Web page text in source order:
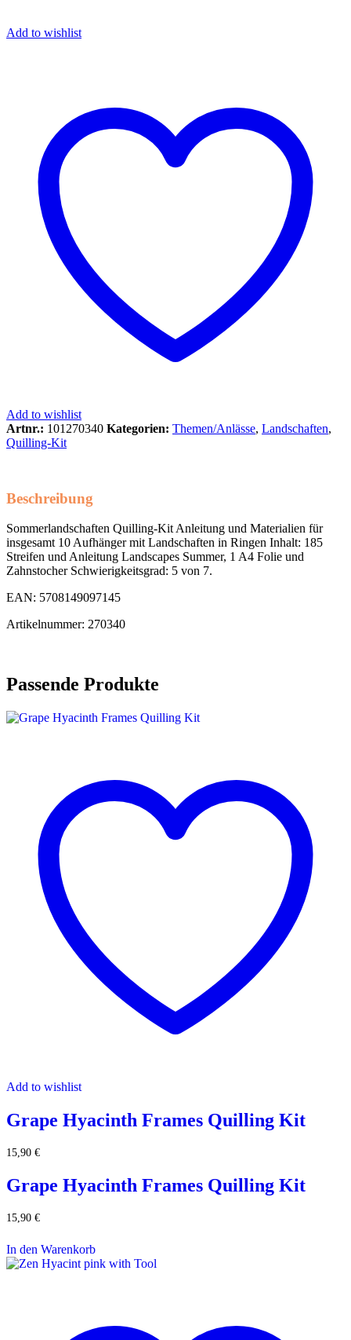
Add to wishlist
Add to wishlist
Artnr.: 101270340 Kategorien: Themen/Anlässe, Landschaften,
Quilling-Kit
Beschreibung
Sommerlandschaften Quilling-Kit Anleitung und Materialien für
insgesamt 10 Aufhänger mit Landschaften in Ringen Inhalt: 185
Streifen und Anleitung Landscapes Summer, 1 A4 Folie und
Zahnstocher Schwierigkeitsgrad: 5 von 7.
EAN: 5708149097145
Artikelnummer: 270340
Passende Produkte
Add to wishlist
Grape Hyacinth Frames Quilling Kit
15,90 €
Grape Hyacinth Frames Quilling Kit
15,90 €
In den Warenkorb